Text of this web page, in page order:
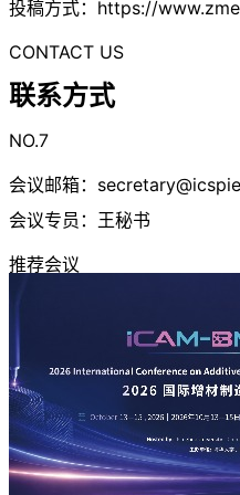
投稿方式：https://
CONTACT US
联系方式
NO.7
会议邮箱：
会议专员：王秘书
推荐会议